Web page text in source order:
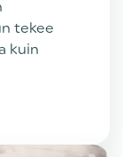
tekee
kuin